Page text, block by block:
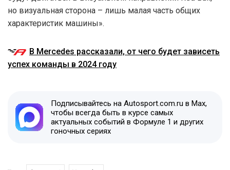
но визуальная сторона – лишь малая часть общих
характеристик машины».
В Mercedes рассказали, от чего будет зависеть
успех команды в 2024 году
Подписывайтесь на Autosport.com.ru в Max,
чтобы всегда быть в курсе самых
актуальных событий в Формуле 1 и других
гоночных сериях